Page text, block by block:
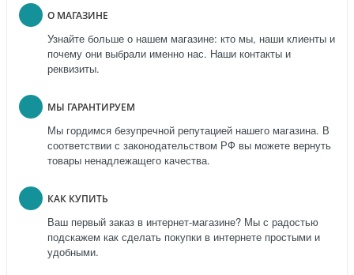
О МАГАЗИНЕ
Узнайте больше о нашем магазине: кто мы, наши клиенты и
почему они выбрали именно нас. Наши контакты и
реквизиты.
МЫ ГАРАНТИРУЕМ
Мы гордимся безупречной репутацией нашего магазина. В
соответствии с законодательством РФ вы можете вернуть
товары ненадлежащего качества.
КАК КУПИТЬ
Ваш первый заказ в интернет-магазине? Мы с радостью
подскажем как сделать покупки в интернете простыми и
удобными.